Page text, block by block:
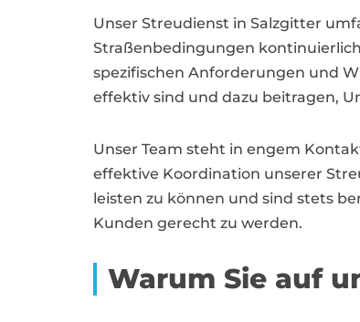
Unser Streudienst in Salzgitter
Straßenbedingungen
spezifischen Anforderungen und
effektiv sind und dazu beitragen,
Unser Team steht in engem
effektive Koordination unserer
leisten zu können und sind stets
Kunden gerecht zu werden.
Warum Sie auf